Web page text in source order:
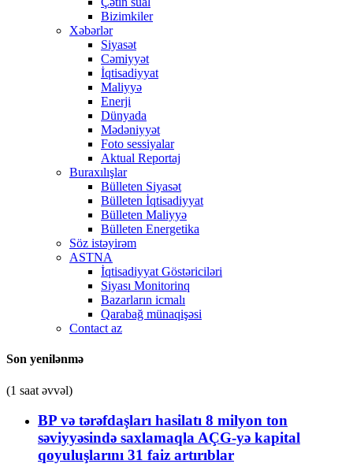
Bizimkiler
Xəbərlər
Siyasət
Cəmiyyət
İqtisadiyyat
Maliyyə
Enerji
Dünyada
Mədəniyyət
Foto sessiyalar
Aktual Reportaj
Buraxılışlar
Bülleten Siyasət
Bülleten İqtisadiyyat
Bülleten Maliyyə
Bülleten Energetika
Söz istəyirəm
ASTNA
İqtisadiyyat Göstəriciləri
Siyası Monitorinq
Bazarların icmalı
Qarabağ münaqişəsi
Contact az
Son yenilənmə
(1 saat əvvəl)
BP və tərəfdaşları hasilatı 8 milyon ton
səviyyəsində saxlamaqla AÇG-yə kapital
qoyuluşlarını 31 faiz artırıblar